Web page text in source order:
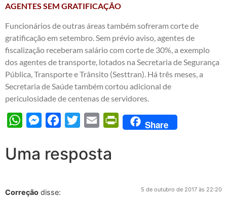
AGENTES SEM GRATIFICAÇÃO
Funcionários de outras áreas também sofreram corte de
gratificação em setembro. Sem prévio aviso, agentes de
fiscalização receberam salário com corte de 30%, a exemplo
dos agentes de transporte, lotados na Secretaria de Segurança
Pública, Transporte e Trânsito (Sesttran). Há três meses, a
Secretaria de Saúde também cortou adicional de
periculosidade de centenas de servidores.
WhatsAppMessengerFacebook
Twitter Email PrintFriendly
Share
Uma resposta
Correção disse: 5 de outubro de 2017 às 22:20